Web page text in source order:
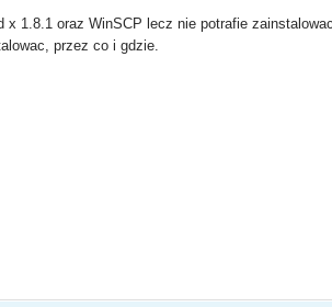
x 1.8.1 oraz WinSCP lecz nie potrafie
przez co i gdzie.